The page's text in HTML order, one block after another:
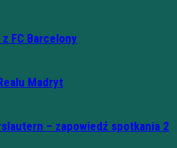
FC Barcelony
Madryt
– zapowiedź spotkania 2